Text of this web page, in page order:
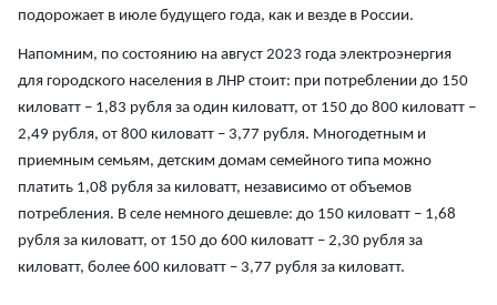
подорожает в июле будущего года, как и везде в России.
Напомним, по состоянию на август 2023 года электроэнергия
для городского населения в ЛНР стоит: при потреблении до 150
киловатт – 1,83 рубля за один киловатт, от 150 до 800 киловатт –
2,49 рубля, от 800 киловатт – 3,77 рубля. Многодетным и
приемным семьям, детским домам семейного типа можно
платить 1,08 рубля за киловатт, независимо от объемов
потребления. В селе немного дешевле: до 150 киловатт – 1,68
рубля за киловатт, от 150 до 600 киловатт – 2,30 рубля за
киловатт, более 600 киловатт – 3,77 рубля за киловатт.